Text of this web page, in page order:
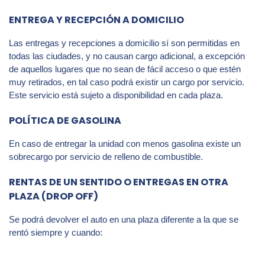
ENTREGA Y RECEPCIÓN A DOMICILIO
Las entregas y recepciones a domicilio sí son permitidas en
todas las ciudades, y no causan cargo adicional, a excepción
de aquellos lugares que no sean de fácil acceso o que estén
muy retirados, en tal caso podrá existir un cargo por servicio.
Este servicio está sujeto a disponibilidad en cada plaza.
POLÍTICA DE GASOLINA
En caso de entregar la unidad con menos gasolina existe un
sobrecargo por servicio de relleno de combustible.
RENTAS DE UN SENTIDO O ENTREGAS EN OTRA
PLAZA (DROP OFF)
Se podrá devolver el auto en una plaza diferente a la que se
rentó siempre y cuando: